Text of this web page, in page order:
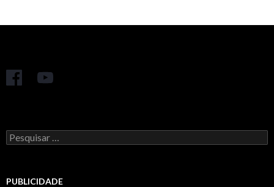
Pesquisar
por:
PUBLICIDADE